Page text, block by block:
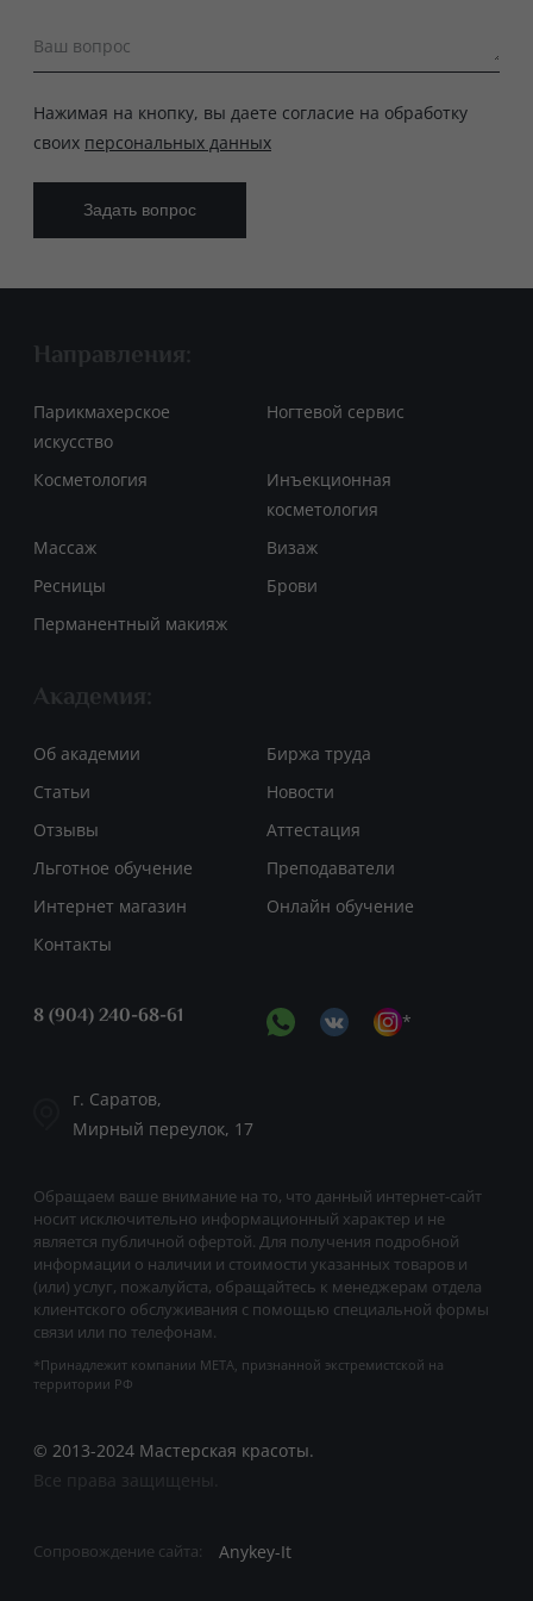
Ваш вопрос
Нажимая на кнопку, вы даете согласие на обработку
своих персональных данных
Обращаем ваше внимание на то, что данный интернет-сайт
носит исключительно информационный характер и не
является публичной офертой. Для получения подробной
информации о наличии и стоимости указанных товаров и
(или) услуг, пожалуйста, обращайтесь к менеджерам отдела
клиентского обслуживания с помощью специальной формы
связи или по телефонам.
*Принадлежит компании META, признанной экстремистской на
территории РФ
Направления:
Парикмахерское
искусство
Ногтевой сервис
Косметология
Инъекционная
косметология
Массаж
Визаж
Ресницы
Брови
Перманентный макияж
Академия:
Об академии
Биржа труда
Статьи
Новости
Отзывы
Аттестация
Льготное обучение
Преподаватели
Интернет магазин
Онлайн обучение
Контакты
© 2013-2024 Мастерская красоты.
Все права защищены.
8 (904) 240-68-61 *
г. Саратов,
Мирный переулок, 17
Сопровождение сайта: Anykey-It